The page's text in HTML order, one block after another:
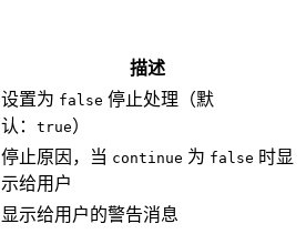
描述
设置为 false 停止处理（默
认： true）
停止原因，当 continue 为 false 时显
示给用户
显示给用户的警告消息